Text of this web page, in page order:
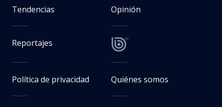
Tendencias Opinión
Reportajes
Política de privacidad Quiénes somos